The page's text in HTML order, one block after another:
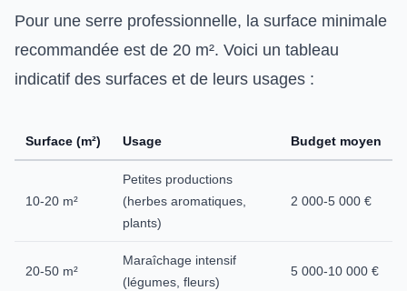
Pour une serre professionnelle, la surface minimale
recommandée est de 20 m². Voici un tableau
indicatif des surfaces et de leurs usages :
Surface (m²) Usage Budget moyen
10-20 m²
Petites productions
(herbes aromatiques,
plants)
2 000-5 000 €
20-50 m²
Maraîchage intensif
(légumes, fleurs)
5 000-10 000 €